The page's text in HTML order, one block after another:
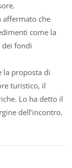
affermato che
come la
dei fondi
la proposta di
turistico, il
Lo ha detto il
dell’incontro.